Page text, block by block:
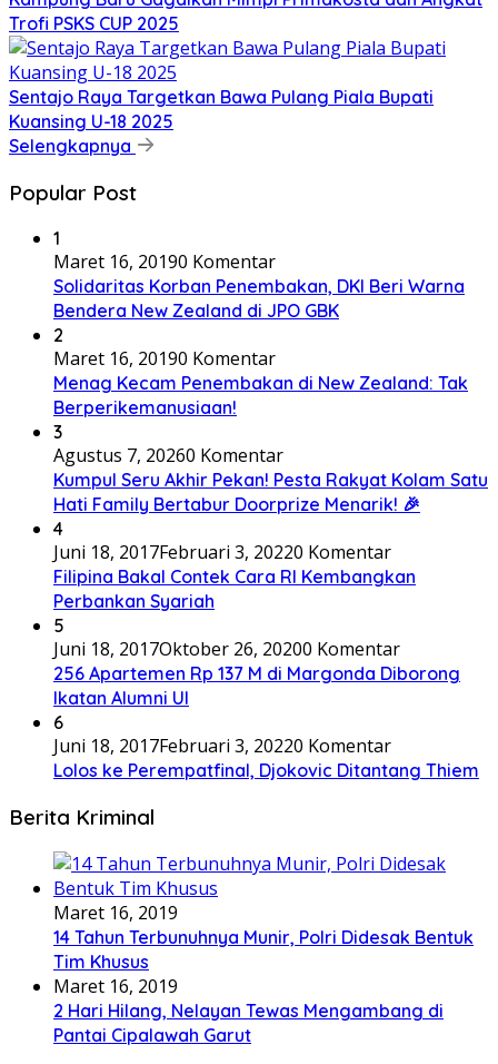
Trofi PSKS CUP 2025
Sentajo Raya Targetkan Bawa Pulang Piala Bupati
Kuansing U-18 2025
Selengkapnya
Popular Post
1
Maret 16, 20190 Komentar
Solidaritas Korban Penembakan, DKI Beri Warna
Bendera New Zealand di JPO GBK
2
Maret 16, 20190 Komentar
Menag Kecam Penembakan di New Zealand: Tak
Berperikemanusiaan!
3
Agustus 7, 20260 Komentar
Kumpul Seru Akhir Pekan! Pesta Rakyat Kolam Satu
Hati Family Bertabur Doorprize Menarik! 🎉
4
Juni 18, 2017Februari 3, 20220 Komentar
Filipina Bakal Contek Cara RI Kembangkan
Perbankan Syariah
5
Juni 18, 2017Oktober 26, 20200 Komentar
256 Apartemen Rp 137 M di Margonda Diborong
Ikatan Alumni UI
6
Juni 18, 2017Februari 3, 20220 Komentar
Lolos ke Perempatfinal, Djokovic Ditantang Thiem
Berita Kriminal
Maret 16, 2019
14 Tahun Terbunuhnya Munir, Polri Didesak Bentuk
Tim Khusus
Maret 16, 2019
2 Hari Hilang, Nelayan Tewas Mengambang di
Pantai Cipalawah Garut